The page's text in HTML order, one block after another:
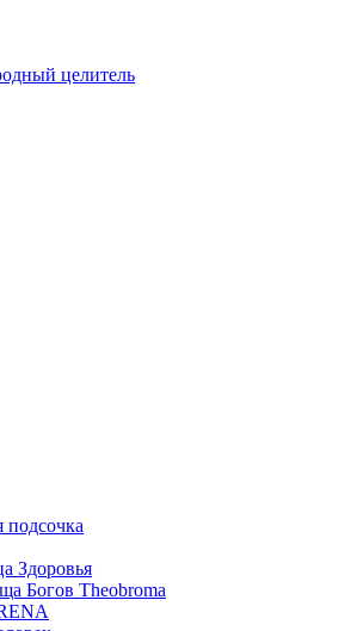
целитель
подсочка
Здоровья
Богов Theobroma